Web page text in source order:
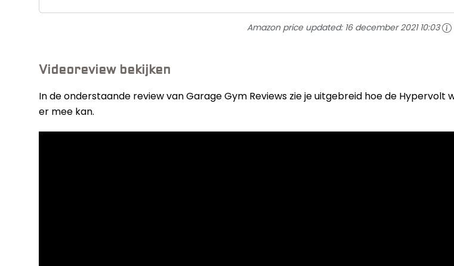
Amazon price updated: 16 december 2021 10:03
Videoreview bekijken
In de onderstaande review van Garage Gym Reviews zie je uitgebreid hoe de Hypervolt
er mee kan.